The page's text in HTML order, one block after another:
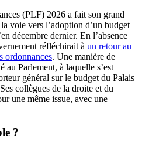
(PLF) 2026 a fait son grand
voie vers l’adoption d’un budget
décembre dernier. En l’absence
réfléchirait à un retour au
ordonnances. Une manière de
au Parlement, à laquelle s’est
général sur le budget du Palais
collègues de la droite et du
une même issue, avec une
?